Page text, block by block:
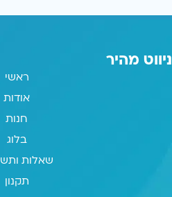
ניווט מהיר
ראשי
אודות
חנות
בלוג
שאלות
תקנון